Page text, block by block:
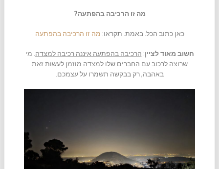
מה זו הרכיבה בהפתעה?
כאן כתוב הכל. באמת. תקראו: מה זו הרכיבה בהפתעה
חשוב מאוד לציין: הרכיבה בהפתעה איננה רכיבה למצדה . מי
שרוצה לרכוב עם החברים שלו למצדה מוזמן לעשות זאת
באהבה, רק בבקשה תשמרו על עצמכם.